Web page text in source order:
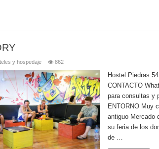
y hospedaje 862
Hostel Piedras
CONTACTO
para consultas y
ENTORNO Muy
antiguo Mercado
su feria de los
de …